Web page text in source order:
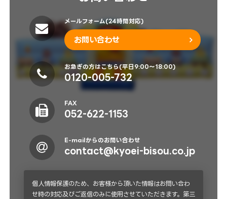
メールフォーム(24時間対応)
お問い合わせ
お急ぎの方はこちら(平日9:00～18:00)
0120-005-732
FAX
052-622-1153
E-mailからのお問い合わせ
contact@kyoei-bisou.co.jp
個人情報保護のため、お客様から頂いた情報はお問い合わ
せ時の対応及びご返信のみに使用させていただきます。第三